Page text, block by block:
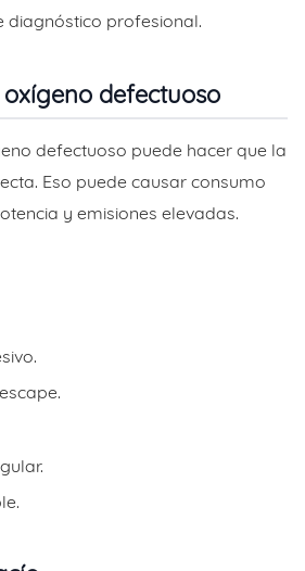
diagnóstico profesional.
oxígeno defectuoso
defectuoso puede hacer que la
Eso puede causar consumo
y emisiones elevadas.